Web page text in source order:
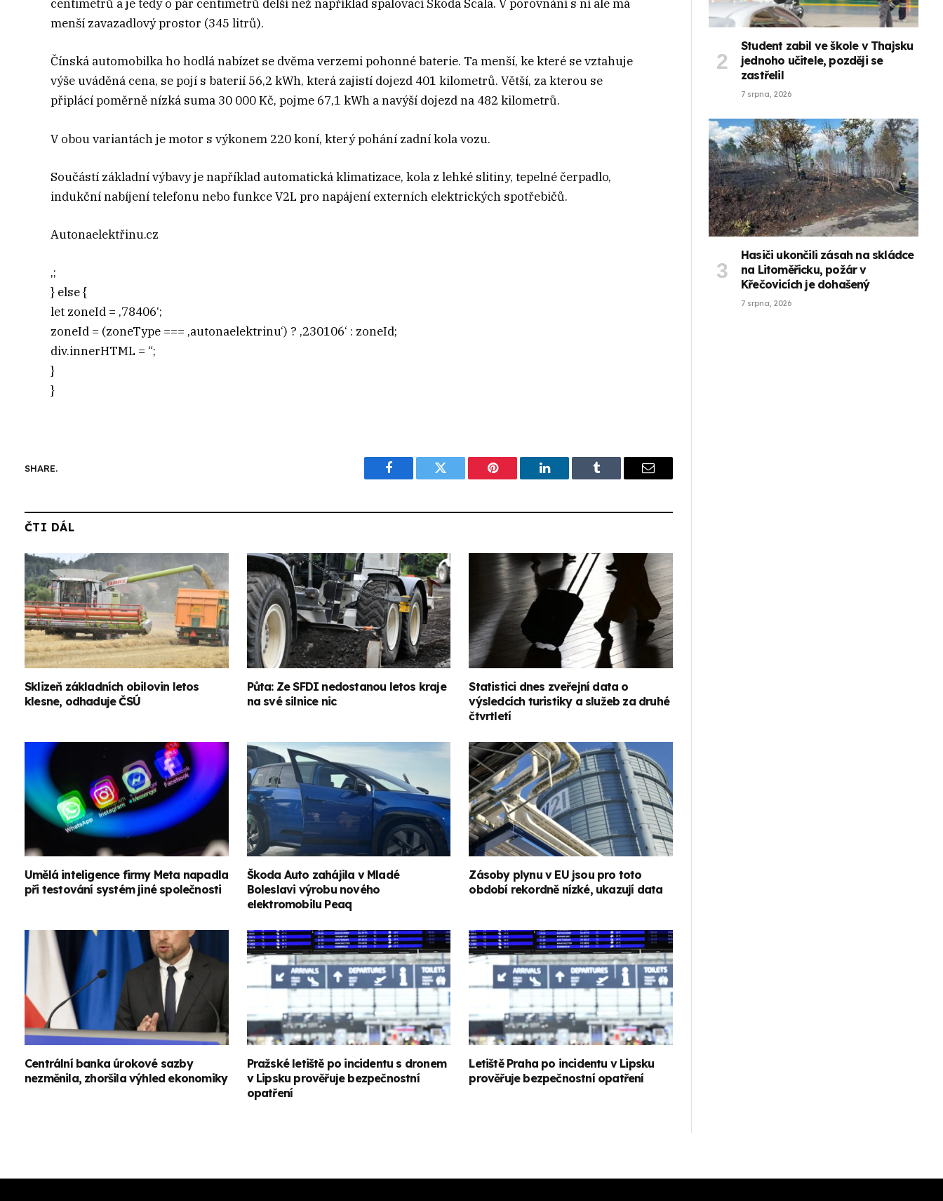
centimetrů a je tedy o pár centimetrů delší než například spalovací Škoda Scala. V porovnání s ní ale má
menší zavazadlový prostor (345 litrů).
Čínská automobilka ho hodlá nabízet se dvěma verzemi pohonné baterie. Ta menší, ke které se vztahuje
výše uváděná cena, se pojí s baterií 56,2 kWh, která zajistí dojezd 401 kilometrů. Větší, za kterou se
připlácí poměrně nízká suma 30 000 Kč, pojme 67,1 kWh a navýší dojezd na 482 kilometrů.
V obou variantách je motor s výkonem 220 koní, který pohání zadní kola vozu.
Součástí základní výbavy je například automatická klimatizace, kola z lehké slitiny, tepelné čerpadlo,
indukční nabíjení telefonu nebo funkce V2L pro napájení externích elektrických spotřebičů.
Autonaelektřinu.cz
‚;
} else {
let zoneId = ‚78406‘;
zoneId = (zoneType === ‚autonaelektrinu‘) ? ‚230106‘ : zoneId;
div.innerHTML = “;
}
}
SHARE.
Facebook Twitter Pinterest LinkedIn Tumblr Email
ČTI DÁL
Sklizeň základních obilovin letos
klesne, odhaduje ČSÚ
Půta: Ze SFDI nedostanou letos kraje
na své silnice nic
Statistici dnes zveřejní data o
výsledcích turistiky a služeb za druhé
čtvrtletí
Umělá inteligence firmy Meta napadla
při testování systém jiné společnosti
Škoda Auto zahájila v Mladé
Boleslavi výrobu nového
elektromobilu Peaq
Zásoby plynu v EU jsou pro toto
období rekordně nízké, ukazují data
Centrální banka úrokové sazby
nezměnila, zhoršila výhled ekonomiky
Pražské letiště po incidentu s dronem
v Lipsku prověřuje bezpečnostní
opatření
Letiště Praha po incidentu v Lipsku
prověřuje bezpečnostní opatření
Student zabil ve škole v Thajsku
jednoho učitele, později se
zastřelil
7 srpna, 2026
Hasiči ukončili zásah na skládce
na Litoměřicku, požár v
Křečovicích je dohašený
7 srpna, 2026